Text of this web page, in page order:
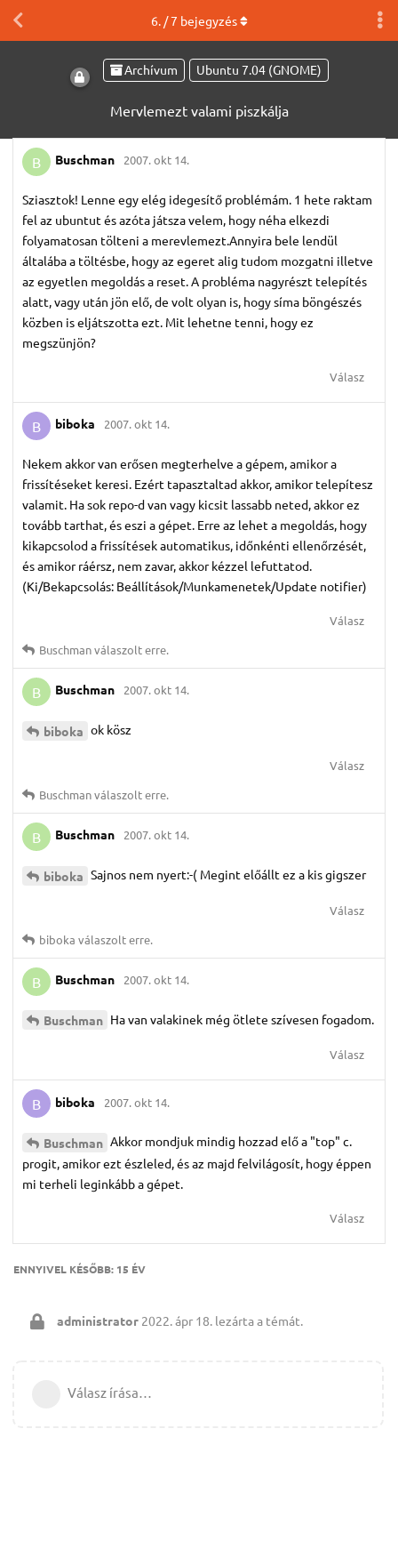
Archívum Ubuntu 7.04 (GNOME)
Mervlemezt valami piszkálja
6. /7 bejegyzés
B Buschman 2007. okt 14.
Sziasztok! Lenne egy elég idegesítő problémám. 1 hete raktam
fel az ubuntut és azóta játsza velem, hogy néha elkezdi
folyamatosan tölteni a merevlemezt.Annyira bele lendül
általába a töltésbe, hogy az egeret alig tudom mozgatni illetve
az egyetlen megoldás a reset. A probléma nagyrészt telepítés
alatt, vagy után jön elő, de volt olyan is, hogy síma böngészés
közben is eljátszotta ezt. Mit lehetne tenni, hogy ez
megszünjön?
Válasz
B biboka 2007. okt 14.
Nekem akkor van erősen megterhelve a gépem, amikor a
frissítéseket keresi. Ezért tapasztaltad akkor, amikor telepítesz
valamit. Ha sok repo-d van vagy kicsit lassabb neted, akkor ez
tovább tarthat, és eszi a gépet. Erre az lehet a megoldás, hogy
kikapcsolod a frissítések automatikus, időnkénti ellenőrzését,
és amikor ráérsz, nem zavar, akkor kézzel lefuttatod.
(Ki/Bekapcsolás: Beállítások/Munkamenetek/Update notifier)
Válasz
Buschmanválaszolt erre.
B Buschman 2007. okt 14.
biboka ok kösz
Válasz
Buschmanválaszolt erre.
B Buschman 2007. okt 14.
biboka Sajnos nem nyert:-( Megint előállt ez a kis gigszer
Válasz
biboka válaszolt erre.
B Buschman 2007. okt 14.
Buschman Ha van valakinek még ötlete szívesen fogadom.
Válasz
B biboka 2007. okt 14.
Buschman Akkor mondjuk mindig hozzad elő a "top" c.
progit, amikor ezt észleled, és az majd felvilágosít, hogy éppen
mi terheli leginkább a gépet.
Válasz
ENNYIVEL KÉSŐBB: 15 ÉV
administrator 2022. ápr 18. lezárta a témát.
Válasz írása…